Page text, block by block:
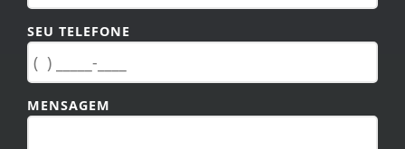
SEU TELEFONE
MENSAGEM